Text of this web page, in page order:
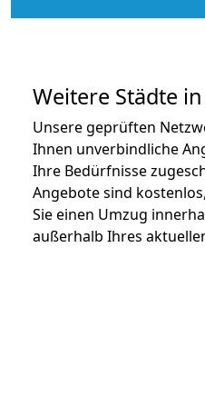
Weitere Städte
Unsere geprüften
Ihnen unverbindliche
Ihre Bedürfnisse
Angebote sind
Sie einen Umzug
außerhalb Ihres